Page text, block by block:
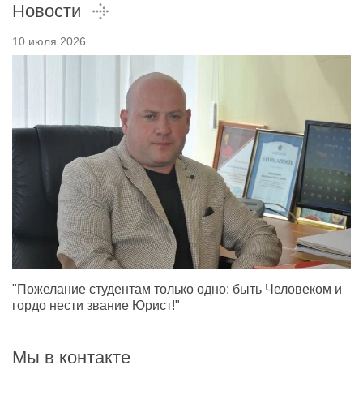
Новости
10 июля 2026
"Пожелание студентам только одно: быть Человеком и
гордо нести звание Юрист!"
Мы в контакте